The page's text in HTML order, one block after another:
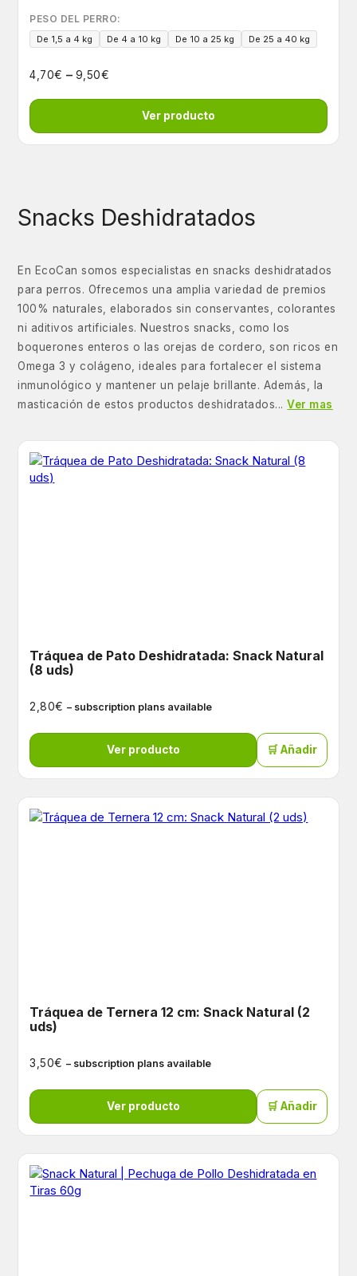
PESO DEL PERRO:
De 1,5 a 4 kg De 4 a 10 kg De 10 a 25 kg De 25 a 40 kg
4,70€ – 9,50€
Ver producto
Snacks Deshidratados
En EcoCan somos especialistas en snacks deshidratados
para perros. Ofrecemos una amplia variedad de premios
100% naturales, elaborados sin conservantes, colorantes
ni aditivos artificiales. Nuestros snacks, como los
boquerones enteros o las orejas de cordero, son ricos en
Omega 3 y colágeno, ideales para fortalecer el sistema
inmunológico y mantener un pelaje brillante. Además, la
masticación de estos productos deshidratados...Ver mas
Tráquea de Pato Deshidratada: Snack Natural
(8 uds)
2,80€ – subscription plans available
Ver producto 🛒 Añadir
Tráquea de Ternera 12 cm: Snack Natural (2
uds)
3,50€ – subscription plans available
Ver producto 🛒 Añadir